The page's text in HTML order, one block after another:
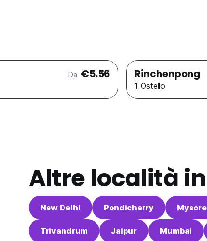
Da €5.56 Rinchenpong
1 Ostello
Altre località in
New Delhi Pondicherry Mysore
Trivandrum Jaipur Mumbai